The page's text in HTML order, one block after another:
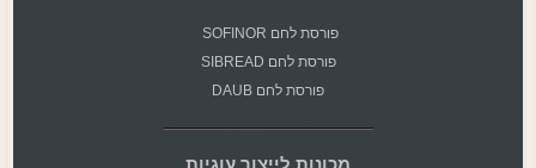
פורסת לחם SOFINOR
פורסת לחם SIBREAD
פורסת לחם DAUB